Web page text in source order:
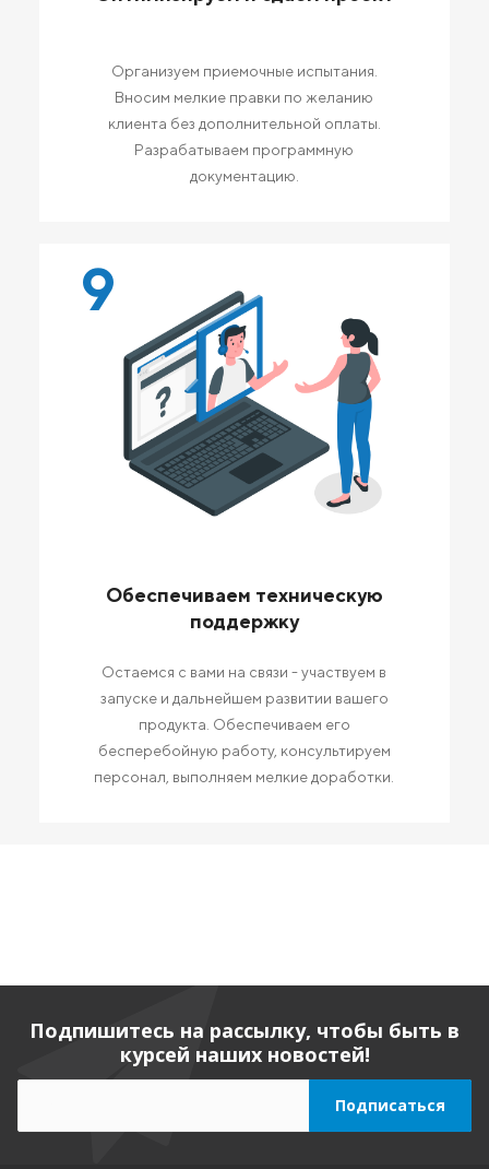
Организуем приемочные испытания.
Вносим мелкие правки по желанию
клиента без дополнительной оплаты.
Разрабатываем программную
документацию.
9
Обеспечиваем техническую
поддержку
Остаемся с вами на связи - участвуем в
запуске и дальнейшем развитии вашего
продукта. Обеспечиваем его
бесперебойную работу, консультируем
персонал, выполняем мелкие доработки.
Подпишитесь на рассылку, чтобы быть в
курсей наших новостей!